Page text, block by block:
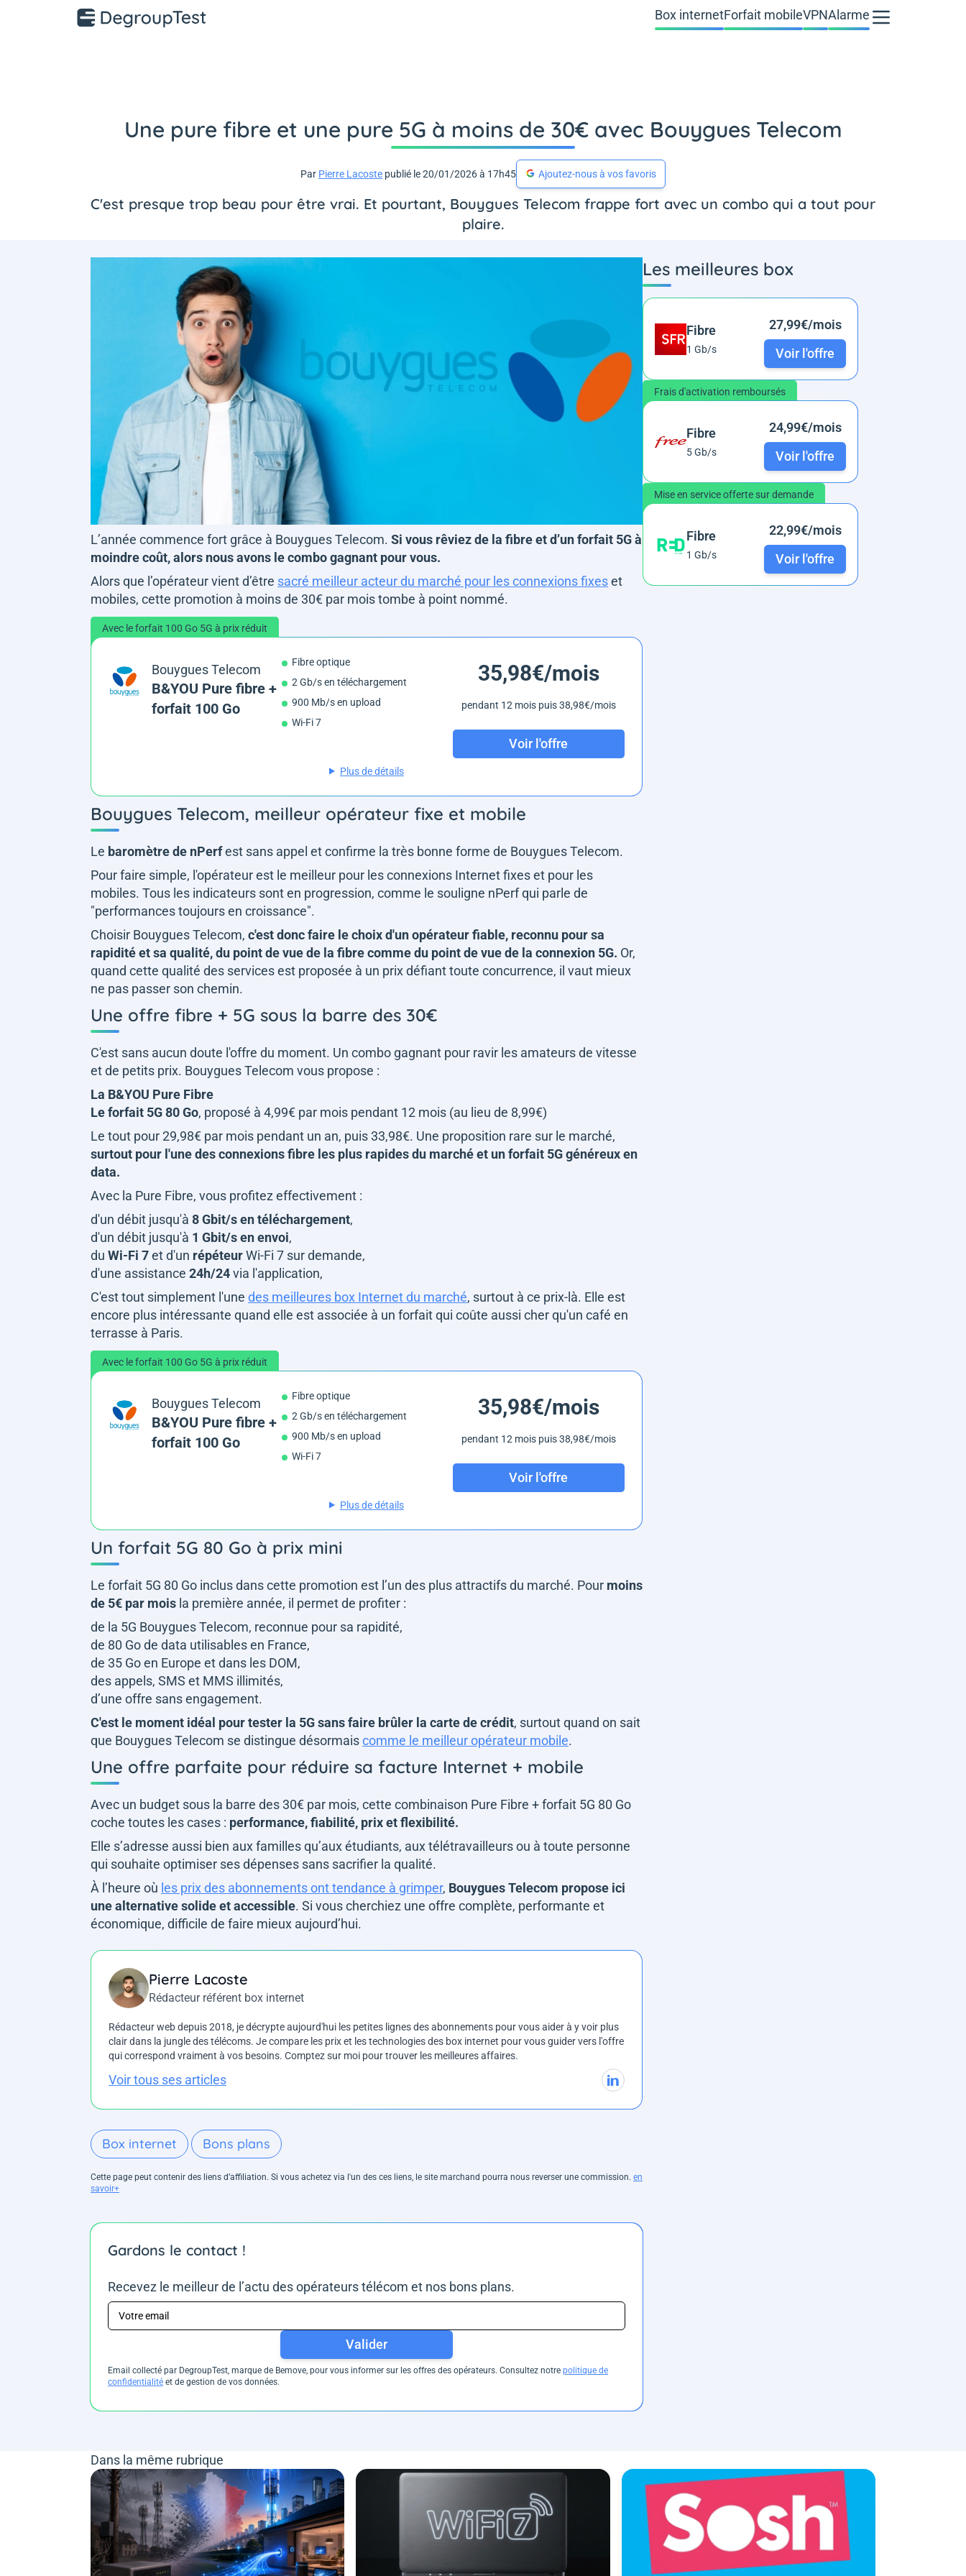
Box internetForfait mobileVPNAlarme
Une pure fibre et une pure 5G à moins de 30€ avec Bouygues Telecom
Par Pierre Lacoste publié le 20/01/2026 à 17h45 Ajoutez-nous à vos favoris
C'est presque trop beau pour être vrai. Et pourtant, Bouygues Telecom frappe fort avec un combo qui a tout pour
plaire.
L’année commence fort grâce à Bouygues Telecom. Si vous rêviez de la fibre et d’un forfait 5G à
moindre coût, alors nous avons le combo gagnant pour vous.
Alors que l’opérateur vient d’être sacré meilleur acteur du marché pour les connexions fixeset
mobiles, cette promotion à moins de 30€ par mois tombe à point nommé.
Avec le forfait 100 Go 5G à prix réduit
Bouygues Telecom
B&YOU Pure fibre +
forfait 100 Go
Fibre optique
2 Gb/s en téléchargement
900 Mb/s en upload
Wi-Fi 7
35,98€/mois
pendant 12 mois puis 38,98€/mois
Voir l'offre
Plus de détails
Bouygues Telecom, meilleur opérateur fixe et mobile
Le baromètre de nPerfest sans appel et confirme la très bonne forme de Bouygues Telecom.
Pour faire simple, l'opérateur est le meilleur pour les connexions Internet fixes et pour les
mobiles. Tous les indicateurs sont en progression, comme le souligne nPerf qui parle de
"performances toujours en croissance".
Choisir Bouygues Telecom, c'est donc faire le choix d'un opérateur fiable, reconnu pour sa
rapidité et sa qualité, du point de vue de la fibre comme du point de vue de la connexion 5G. Or,
quand cette qualité des services est proposée à un prix défiant toute concurrence, il vaut mieux
ne pas passer son chemin.
Une offre fibre + 5G sous la barre des 30€
C'est sans aucun doute l'offre du moment. Un combo gagnant pour ravir les amateurs de vitesse
et de petits prix. Bouygues Telecom vous propose :
La B&YOU Pure Fibre
Le forfait 5G 80 Go, proposé à 4,99€ par mois pendant 12 mois (au lieu de 8,99€)
Le tout pour 29,98€ par mois pendant un an, puis 33,98€. Une proposition rare sur le marché,
surtout pour l'une des connexions fibre les plus rapides du marché et un forfait 5G généreux en
data.
Avec la Pure Fibre, vous profitez effectivement :
d'un débit jusqu'à 8 Gbit/s en téléchargement,
d'un débit jusqu'à 1 Gbit/s en envoi,
du Wi-Fi 7et d'un répéteurWi-Fi 7 sur demande,
d'une assistance 24h/24via l'application,
C'est tout simplement l'une des meilleures box Internet du marché, surtout à ce prix-là. Elle est
encore plus intéressante quand elle est associée à un forfait qui coûte aussi cher qu'un café en
terrasse à Paris.
Avec le forfait 100 Go 5G à prix réduit
Bouygues Telecom
B&YOU Pure fibre +
forfait 100 Go
Fibre optique
2 Gb/s en téléchargement
900 Mb/s en upload
Wi-Fi 7
35,98€/mois
pendant 12 mois puis 38,98€/mois
Voir l'offre
Plus de détails
Un forfait 5G 80 Go à prix mini
Le forfait 5G 80 Go inclus dans cette promotion est l’un des plus attractifs du marché. Pour moins
de 5€ par mois la première année, il permet de profiter :
de la 5G Bouygues Telecom, reconnue pour sa rapidité,
de 80 Go de data utilisables en France,
de 35 Go en Europe et dans les DOM,
des appels, SMS et MMS illimités,
d’une offre sans engagement.
C'est le moment idéal pour tester la 5G sans faire brûler la carte de crédit, surtout quand on sait
que Bouygues Telecom se distingue désormaiscomme le meilleur opérateur mobile.
Une offre parfaite pour réduire sa facture Internet + mobile
Avec un budget sous la barre des 30€ par mois, cette combinaison Pure Fibre + forfait 5G 80 Go
coche toutes les cases : performance, fiabilité, prix et flexibilité.
Elle s’adresse aussi bien aux familles qu’aux étudiants, aux télétravailleurs ou à toute personne
qui souhaite optimiser ses dépenses sans sacrifier la qualité.
À l’heure où les prix des abonnements ont tendance à grimper, Bouygues Telecom propose ici
une alternative solide et accessible. Si vous cherchiez une offre complète, performante et
économique, difficile de faire mieux aujourd’hui.
Pierre Lacoste
Rédacteur référent box internet
Rédacteur web depuis 2018, je décrypte aujourd'hui les petites lignes des abonnements pour vous aider à y voir plus
clair dans la jungle des télécoms. Je compare les prix et les technologies des box internet pour vous guider vers l'offre
qui correspond vraiment à vos besoins. Comptez sur moi pour trouver les meilleures affaires.
Voir tous ses articles
Box internet Bons plans
Cette page peut contenir des liens d’affiliation. Si vous achetez via l'un des ces liens, le site marchand pourra nous reverser une commission. en
savoir+
Gardons le contact !
Recevez le meilleur de l’actu des opérateurs télécom et nos bons plans.
Valider
Email collecté par DegroupTest, marque de Bemove, pour vous informer sur les offres des opérateurs. Consultez notre politique de
confidentialité et de gestion de vos données.
Les meilleures box
Fibre
1 Gb/s
27,99€/mois
Voir l'offre
Frais d'activation remboursés
Fibre
5 Gb/s
24,99€/mois
Voir l'offre
Mise en service offerte sur demande
Fibre
1 Gb/s
22,99€/mois
Voir l'offre
Dans la même rubrique